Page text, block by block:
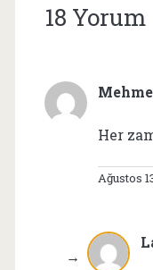
18 Yorum
Her
Ağustos